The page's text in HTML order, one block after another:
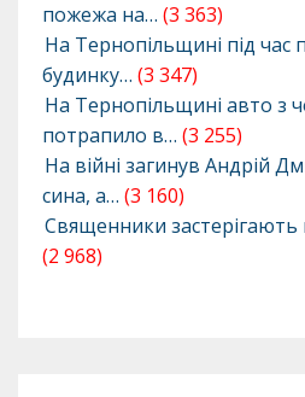
пожежа на… (3 363)
На Тернопільщині під час
будинку… (3 347)
На Тернопільщині авто з
потрапило в… (3 255)
На війні загинув Андрій
сина, а… (3 160)
Священники застерігають
(2 968)